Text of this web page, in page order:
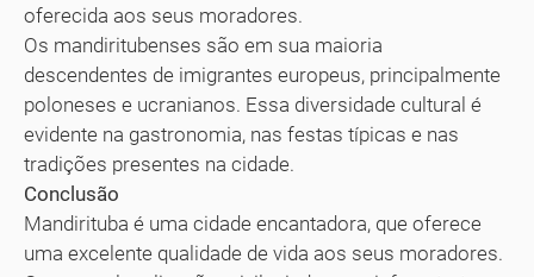
oferecida aos seus moradores.
Os mandiritubenses são em sua maioria
descendentes de imigrantes europeus, principalmente
poloneses e ucranianos. Essa diversidade cultural é
evidente na gastronomia, nas festas típicas e nas
tradições presentes na cidade.
Conclusão
Mandirituba é uma cidade encantadora, que oferece
uma excelente qualidade de vida aos seus moradores.